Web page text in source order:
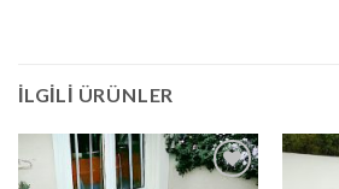
İLGILI ÜRÜNLER